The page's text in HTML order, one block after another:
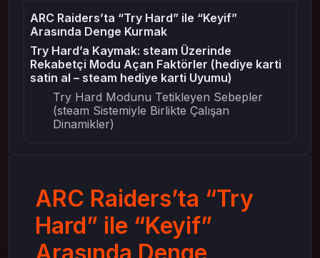
ARC Raiders’ta “Try Hard” ile “Keyif”
Arasında Denge Kurmak
Try Hard’a Kaymak: steam Üzerinde
Rekabetçi Modu Açan Faktörler (hediye karti
satin al – steam hediye karti Uyumu)
Try Hard Modunu Tetikleyen Sebepler
(steam Sistemiyle Birlikte Çalışan
Dinamikler)
Keyif Modunu Güçlendiren Detaylar (steam
Yapısı ve hediye karti satin al Alışkanlığıyla
Uyumlu)
Try Hard ve Keyif Arasında Denge Kurmak:
ARC Raiders’ta “Try
Hard” ile “Keyif”
Arasında Denge